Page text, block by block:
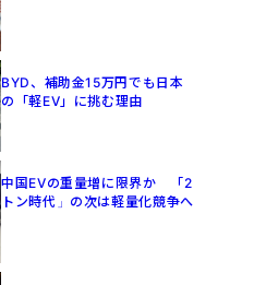
BYD、補助金15万円でも日本
の「軽EV」に挑む理由
中国EVの重量増に限界か 「2
トン時代」の次は軽量化競争へ